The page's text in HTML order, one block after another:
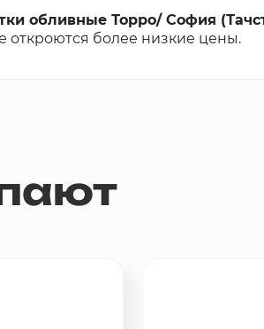
обливные Торро/ София
откроются более низкие цены.